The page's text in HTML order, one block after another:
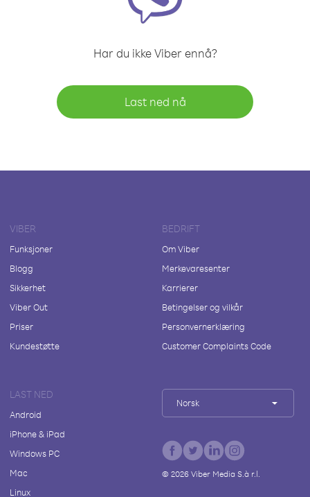
Har du ikke Viber ennå?
Last ned nå
VIBER
Funksjoner
Blogg
Sikkerhet
Viber Out
Priser
Kundestøtte
BEDRIFT
Om Viber
Merkevaresenter
Karrierer
Betingelser og vilkår
Personvernerklæring
Customer Complaints Code
LAST NED
Android
iPhone & iPad
Windows PC
Mac
Linux
Norsk
© 2026Viber Media S.à r.l.